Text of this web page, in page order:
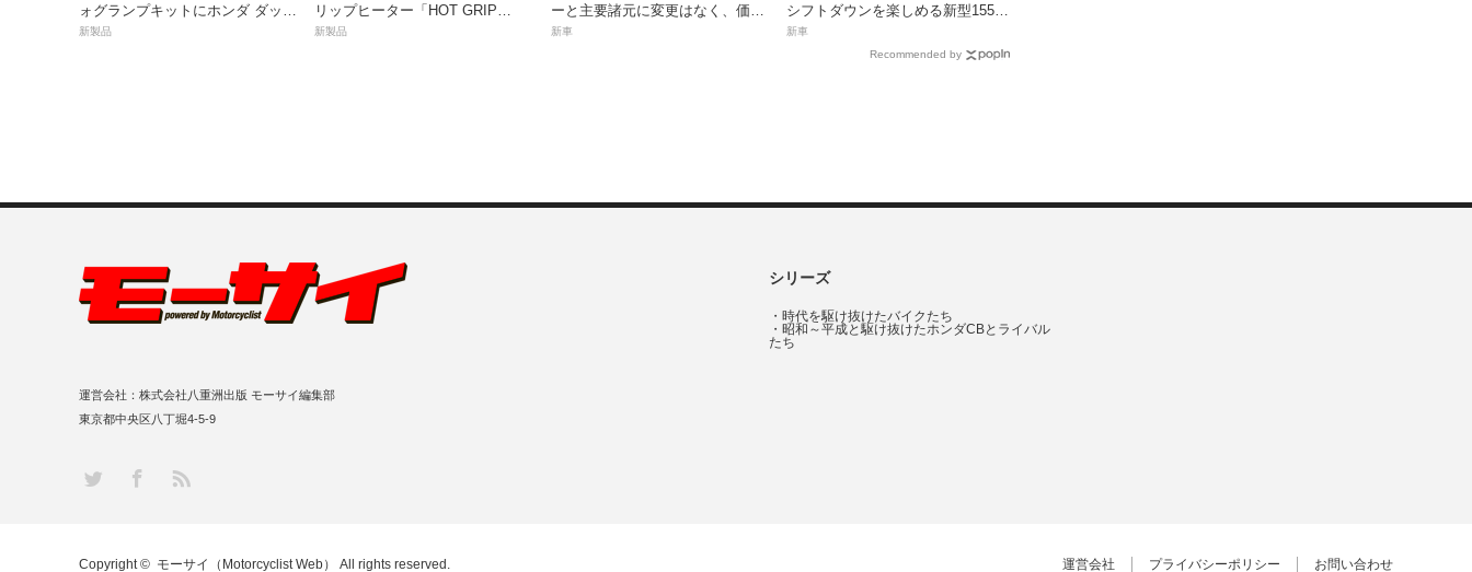
ォグランプキットにホンダ ダック
ス／グロム用が登場
新製品
リップヒーター「HOT GRIP
WRAP HEAT」が登場
新製品
ーと主要諸元に変更はなく、価格
は据え置きの247万5000円！
新車
シフトダウンを楽しめる新型155cc
スポーツスクーター8月31日発売。
価格48万1800円
新車
Recommended by
シリーズ
・ 時代を駆け抜けたバイクたち
・ 昭和～平成と駆け抜けたホンダCBとライバル
たち
運営会社：株式会社八重洲出版 モーサイ編集部
東京都中央区八丁堀4-5-9
Twitter Facebook
RSS
運営会社 プライバシーポリシー お問い合わせ
Copyright © モーサイ（Motorcyclist Web） All rights reserved.